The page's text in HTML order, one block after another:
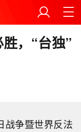
，“台独”
战争暨世界反法